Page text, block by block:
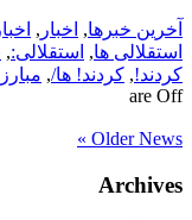
آخرین خبرها, اخبار ,
استقلالی ها, استقلالی:,
کردند!, کردند! ها/, مبارز
are Off
Older News »
Archives